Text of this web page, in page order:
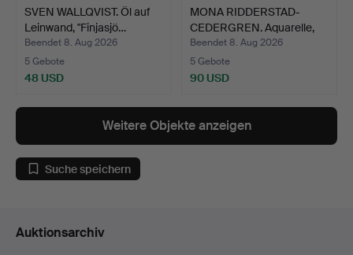
SVEN WALLQVIST. Öl auf
Leinwand, "Finjasjö…
Beendet 8. Aug 2026
5 Gebote
48 USD
MONA RIDDERSTAD-
CEDERGREN. Aquarelle,
vier…
Beendet 8. Aug 2026
5 Gebote
90 USD
Weitere Objekte anzeigen
Suche speichern
Auktionsarchiv